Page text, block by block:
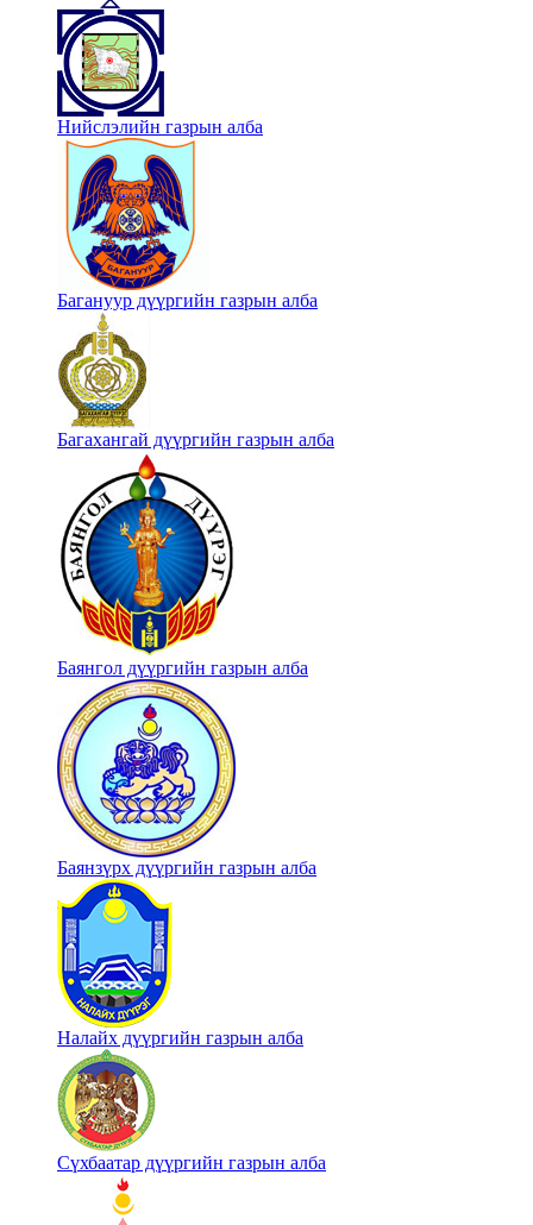
Нийслэлийн газрын алба
Багануур дүүргийн газрын алба
Багахангай дүүргийн газрын алба
Баянгол дүүргийн газрын алба
Баянзүрх дүүргийн газрын алба
Налайх дүүргийн газрын алба
Сүхбаатар дүүргийн газрын алба